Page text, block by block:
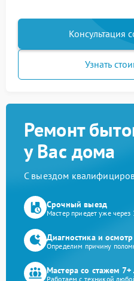
Консультация
Узнать
Ремонт
у Вас дома
С выездом
Срочный выезд
Мастер приедет уже
Диагностика и осмотр
Определим причину
Мастера со стажем 7+
Работаем с техникой